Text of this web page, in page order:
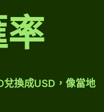
換成USD，像當地